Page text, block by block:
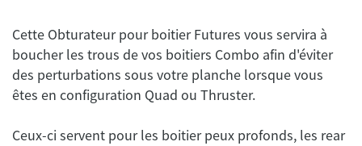
Cette Obturateur pour boitier Futures vous servira à
boucher les trous de vos boitiers Combo afin d'éviter
des perturbations sous votre planche lorsque vous
Ceux-ci servent pour les boitier peux profonds, les rear